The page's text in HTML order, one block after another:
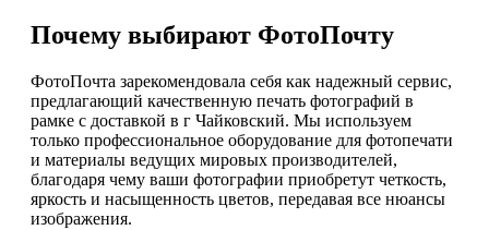
Почему выбирают ФотоПочту
ФотоПочта зарекомендовала себя как надежный сервис,
предлагающий качественную печать фотографий в
рамке с доставкой в г Чайковский. Мы используем
только профессиональное оборудование для фотопечати
и материалы ведущих мировых производителей,
благодаря чему ваши фотографии приобретут четкость,
яркость и насыщенность цветов, передавая все нюансы
изображения.